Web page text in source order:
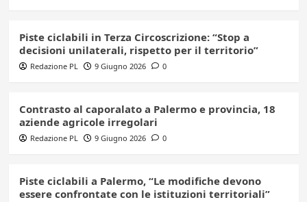
Piste ciclabili in Terza Circoscrizione: “Stop a
decisioni unilaterali, rispetto per il territorio”
Redazione PL 9 Giugno 2026 0
Contrasto al caporalato a Palermo e provincia, 18
aziende agricole irregolari
Redazione PL 9 Giugno 2026 0
Piste ciclabili a Palermo, “Le modifiche devono
essere confrontate con le istituzioni territoriali”